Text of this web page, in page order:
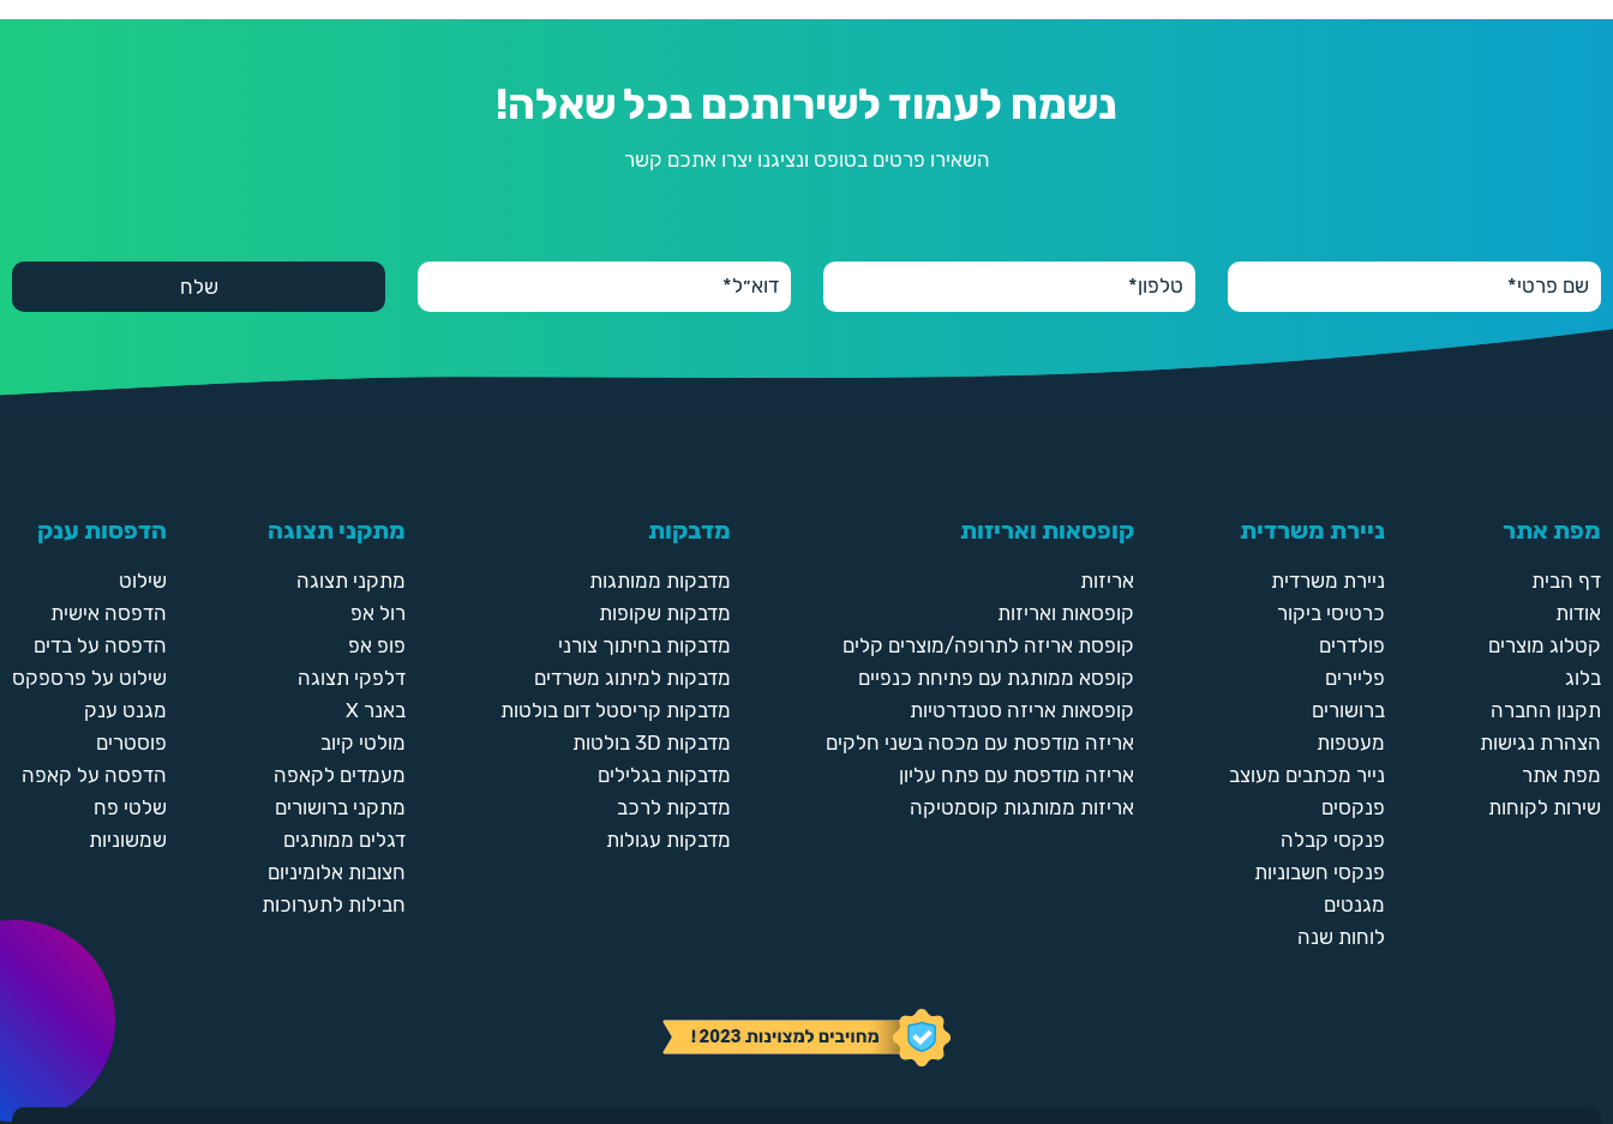
נשמח לעמוד לשירותכם בכל שאלה!
השאירו פרטים בטופס ונציגנו יצרו אתכם קשר
מפת אתר
דף הבית
אודות
קטלוג מוצרים
בלוג
תקנון החברה
הצהרת נגישות
מפת אתר
שירות לקוחות
ניירת משרדית
ניירת משרדית
כרטיסי ביקור
פולדרים
פליירים
ברושורים
מעטפות
נייר מכתבים מעוצב
פנקסים
פנקסי קבלה
פנקסי חשבוניות
מגנטים
לוחות שנה
קופסאות ואריזות
אריזות
קופסאות ואריזות
קופסת אריזה לתרופה/מוצרים קלים
קופסא ממותגת עם פתיחת כנפיים
קופסאות אריזה סטנדרטיות
אריזה מודפסת עם מכסה בשני חלקים
אריזה מודפסת עם פתח עליון
אריזות ממותגות קוסמטיקה
מדבקות
מדבקות ממותגות
מדבקות שקופות
מדבקות בחיתוך צורני
מדבקות למיתוג משרדים
מדבקות קריסטל דום בולטות
מדבקות 3D בולטות
מדבקות בגלילים
מדבקות לרכב
מדבקות עגולות
מתקני תצוגה
מתקני תצוגה
רול אפ
פופ אפ
דלפקי תצוגה
באנר X
מולטי קיוב
מעמדים לקאפה
מתקני ברושורים
דגלים ממותגים
חצובות אלומיניום
חבילות לתערוכות
הדפסות ענק
שילוט
הדפסה אישית
הדפסה על בדים
שילוט על פרספקס
מגנט ענק
פוסטרים
הדפסה על קאפה
שלטי פח
שמשוניות